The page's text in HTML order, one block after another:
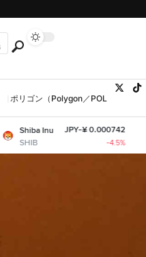
ポリゴン（Polygon／POL、MATIC）
Shiba Inu
SHIB
JPY-¥ 0.000742